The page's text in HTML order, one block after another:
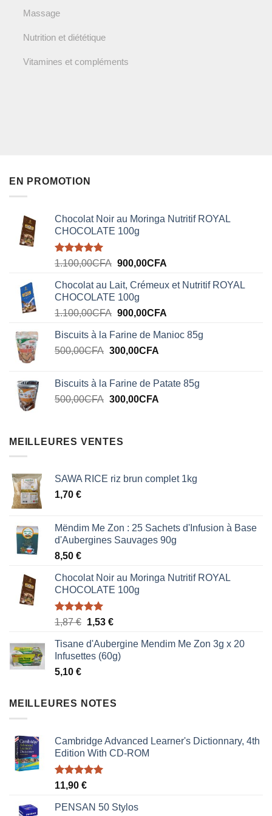
Massage
Nutrition et diététique
Vitamines et compléments
EN PROMOTION
Chocolat Noir au Moringa Nutritif ROYAL
CHOCOLATE 100g
Note5.00
1.100,00CFA Le
initial
était :
1.100,00CFA.
900,00CFALe
actuel
900,00CFA.
Chocolat au Lait, Crémeux et Nutritif ROYAL
CHOCOLATE 100g
1.100,00CFA Le
initial
était :
900,00CFALe
actuel
Biscuits à la Farine de Manioc 85g
500,00CFA Le
était :
500,00CFA.
300,00CFALe
est :
300,00CFA.
Biscuits à la Farine de Patate 85g
500,00CFA Le
était :
300,00CFALe
MEILLEURES VENTES
SAWA RICE riz brun complet 1kg
1,70 €
Mëndim Me Zon : 25 Sachets d'Infusion à Base
d'Aubergines Sauvages 90g
8,50 €
Chocolat Noir au Moringa Nutritif ROYAL
CHOCOLATE 100g
Note5.00
1,87€ Le
initial
était :
1,53 €Le
actuel
est :
Tisane d'Aubergine Mendim Me Zon 3g x 20
Infusettes (60g)
5,10 €
MEILLEURES NOTES
Cambridge Advanced Learner's Dictionnary, 4th
Edition With CD-ROM
Note5.00
11,90 €
PENSAN 50 Stylos